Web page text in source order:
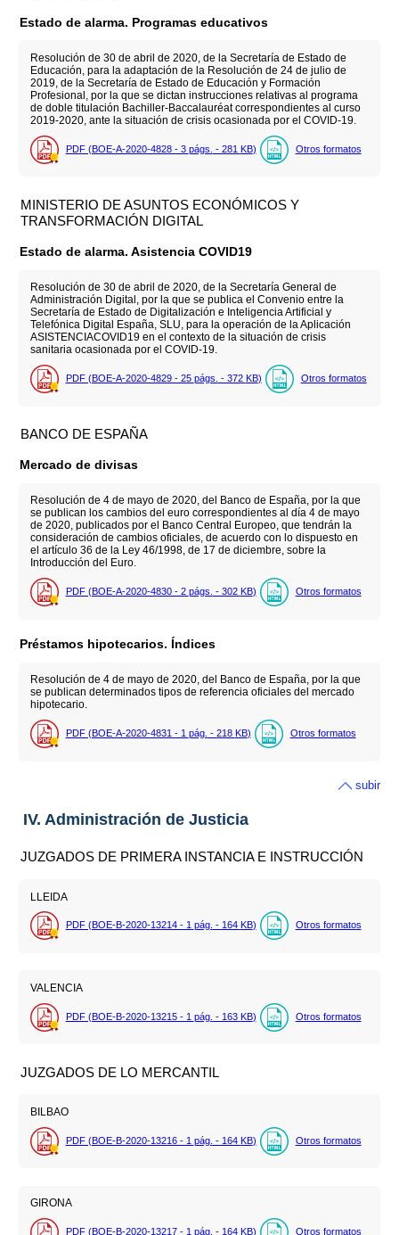
Estado de alarma. Programas educativos
Resolución de 30 de abril de 2020, de la Secretaría de Estado de
Educación, para la adaptación de la Resolución de 24 de julio de
2019, de la Secretaría de Estado de Educación y Formación
Profesional, por la que se dictan instrucciones relativas al programa
de doble titulación Bachiller-Baccalauréat correspondientes al curso
2019-2020, ante la situación de crisis ocasionada por el COVID-19.
PDF (BOE-A-2020-4828 - 3 págs. - 281 KB) Otros formatos
MINISTERIO DE ASUNTOS ECONÓMICOS Y
TRANSFORMACIÓN DIGITAL
Estado de alarma. Asistencia COVID19
Resolución de 30 de abril de 2020, de la Secretaría General de
Administración Digital, por la que se publica el Convenio entre la
Secretaría de Estado de Digitalización e Inteligencia Artificial y
Telefónica Digital España, SLU, para la operación de la Aplicación
ASISTENCIACOVID19 en el contexto de la situación de crisis
sanitaria ocasionada por el COVID-19.
PDF (BOE-A-2020-4829 - 25 págs. - 372 KB) Otros formatos
BANCO DE ESPAÑA
Mercado de divisas
Resolución de 4 de mayo de 2020, del Banco de España, por la que
se publican los cambios del euro correspondientes al día 4 de mayo
de 2020, publicados por el Banco Central Europeo, que tendrán la
consideración de cambios oficiales, de acuerdo con lo dispuesto en
el artículo 36 de la Ley 46/1998, de 17 de diciembre, sobre la
Introducción del Euro.
PDF (BOE-A-2020-4830 - 2 págs. - 302 KB) Otros formatos
Préstamos hipotecarios. Índices
Resolución de 4 de mayo de 2020, del Banco de España, por la que
se publican determinados tipos de referencia oficiales del mercado
hipotecario.
PDF (BOE-A-2020-4831 - 1 pág. - 218 KB) Otros formatos
subir
IV. Administración de Justicia
JUZGADOS DE PRIMERA INSTANCIA E INSTRUCCIÓN
LLEIDA
PDF (BOE-B-2020-13214 - 1 pág. - 164 KB) Otros formatos
VALENCIA
PDF (BOE-B-2020-13215 - 1 pág. - 163 KB) Otros formatos
JUZGADOS DE LO MERCANTIL
BILBAO
PDF (BOE-B-2020-13216 - 1 pág. - 164 KB) Otros formatos
GIRONA
PDF (BOE-B-2020-13217 - 1 pág. - 164 KB) Otros formatos